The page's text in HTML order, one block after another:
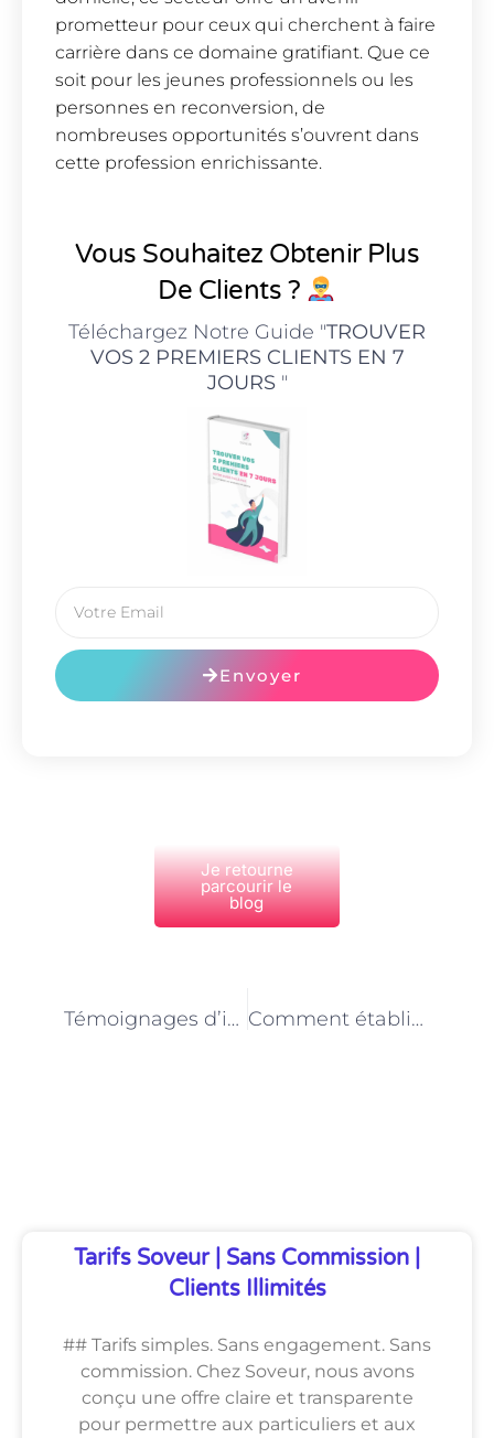
prometteur pour ceux qui cherchent à faire
carrière dans ce domaine gratifiant. Que ce
soit pour les jeunes professionnels ou les
personnes en reconversion, de
nombreuses opportunités s’ouvrent dans
cette profession enrichissante.
Vous Souhaitez Obtenir Plus
De Clients ?
Téléchargez Notre Guide "TROUVER
VOS 2 PREMIERS CLIENTS EN 7
JOURS"
Envoyer
Je retourne
parcourir le
blog
Témoignages d’intervenants à domicile : leur expérience avec les enfants à Paris Comment établir une relation de confiance avec les familles en tant qu’intervenant à domicile pour enfants à Paris
Tarifs Soveur | Sans Commission |
Clients Illimités
## Tarifs simples. Sans engagement. Sans
commission. Chez Soveur, nous avons
conçu une offre claire et transparente
pour permettre aux particuliers et aux